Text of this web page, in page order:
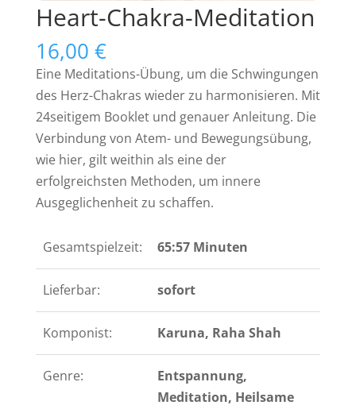
Heart-Chakra-Meditation
16,00 €
Eine Meditations-Übung, um die Schwingungen
des Herz-Chakras wieder zu harmonisieren. Mit
24seitigem Booklet und genauer Anleitung. Die
Verbindung von Atem- und Bewegungsübung,
wie hier, gilt weithin als eine der
erfolgreichsten Methoden, um innere
Ausgeglichenheit zu schaffen.
Gesamtspielzeit: 65:57 Minuten
Lieferbar: sofort
Komponist: Karuna, Raha Shah
Genre:
Entspannung,
Meditation, Heilsame